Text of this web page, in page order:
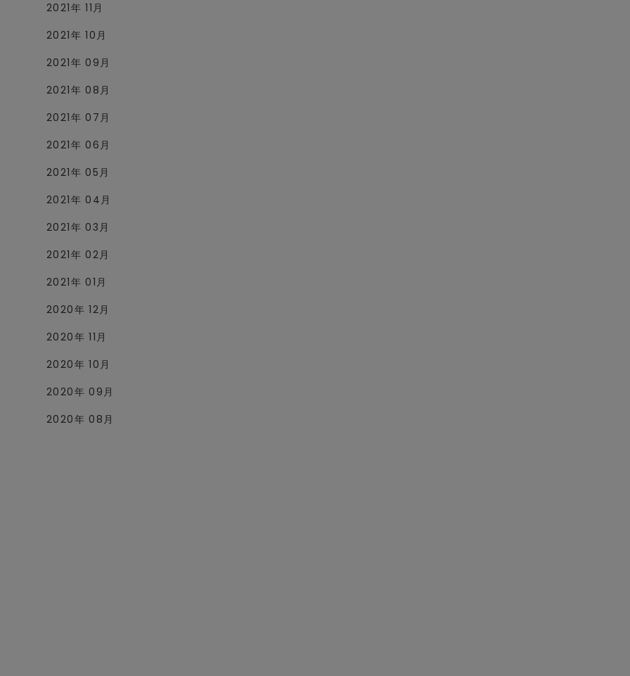
2021年 11月
2021年 10月
2021年 09月
2021年 08月
2021年 07月
2021年 06月
2021年 05月
2021年 04月
2021年 03月
2021年 02月
2021年 01月
2020年 12月
2020年 11月
2020年 10月
2020年 09月
2020年 08月